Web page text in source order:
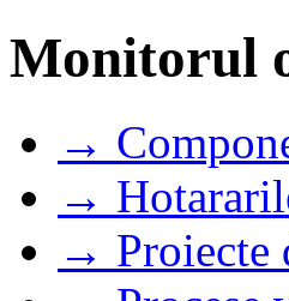
Monitorul
→
→
→ Proiecte